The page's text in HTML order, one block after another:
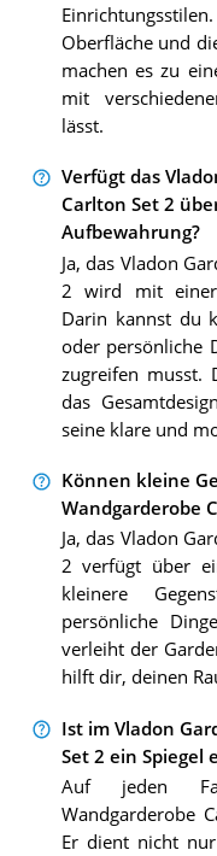
Oberfläche und
machen es zu
mit
lässt.
Verfügt das
Carlton Set 2
Aufbewahrung?
Ja, das Vladon
2 wird mit einer
Darin kannst du
oder persönliche
zugreifen musst.
das
seine klare und
Können kleine
Wandgarderobe
Ja, das Vladon
2 verfügt über
kleinere
persönliche
verleiht der
hilft dir, deinen
Ist im Vladon
Set 2 ein Spiegel
Auf jeden
Wandgarderobe
Er dient nicht